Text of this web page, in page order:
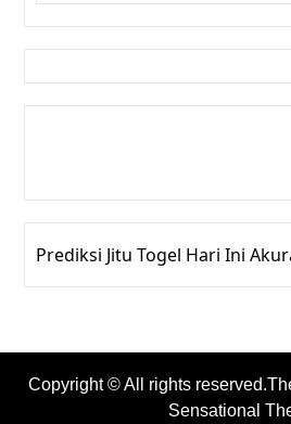
Prediksi Jitu Togel Hari Ini
Copyright © All rights
Sensational